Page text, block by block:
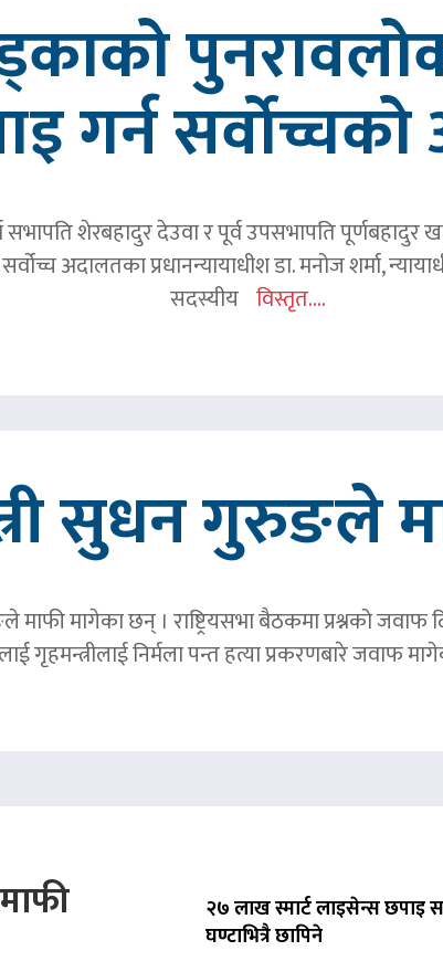
गर्न
सभापति शेरबहादुर देउवा र पूर्व उपसभापति
अदालतका प्रधानन्यायाधीश डा. मनोज शर्मा,
सदस्यीय विस्तृत....
सुधन गुरुङले
मागेका छन् । राष्ट्रियसभा बैठकमा प्रश्नको
गृहमन्त्रीलाई निर्मला पन्त हत्या प्रकरणबारे जवाफ
२७ लाख स्मार्ट लाइसेन्स छपाइ
घण्टाभित्रै छापिने